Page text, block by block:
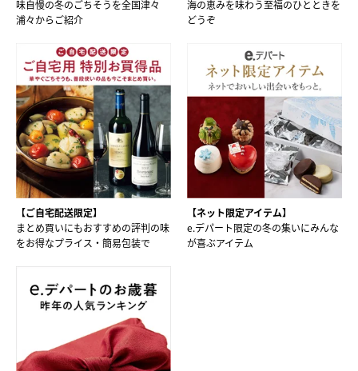
味自慢の冬のごちそうを全国津々
浦々からご紹介
海の恵みを味わう至福のひとときを
どうぞ
【ご自宅配送限定】
まとめ買いにもおすすめの評判の味
をお得なプライス・簡易包装で
【ネット限定アイテム】
e.デパート限定の冬の集いにみんな
が喜ぶアイテム